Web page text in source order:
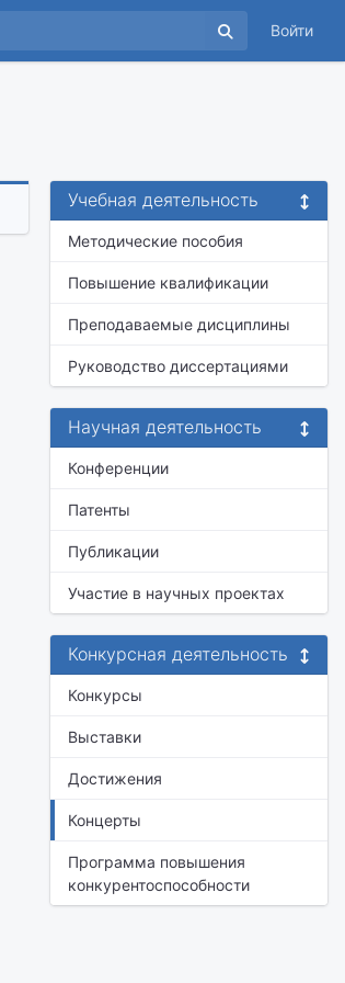
Войти
Учебная деятельность
Методические пособия
Повышение квалификации
Преподаваемые дисциплины
Руководство диссертациями
Научная деятельность
Конференции
Патенты
Публикации
Участие в научных проектах
Конкурсная деятельность
Конкурсы
Выставки
Достижения
Концерты
Программа повышения
конкурентоспособности